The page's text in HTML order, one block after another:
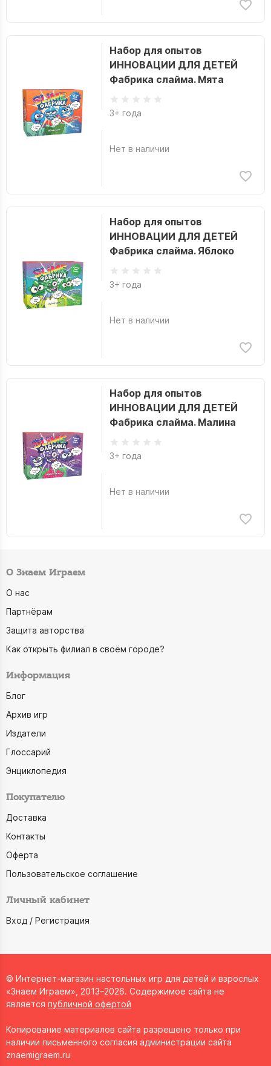
Набор для опытов
ИННОВАЦИИ ДЛЯ ДЕТЕЙ
Фабрика слайма. Мята
3+ года
Нет в наличии
Набор для опытов
ИННОВАЦИИ ДЛЯ ДЕТЕЙ
Фабрика слайма. Яблоко
3+ года
Нет в наличии
Набор для опытов
ИННОВАЦИИ ДЛЯ ДЕТЕЙ
Фабрика слайма. Малина
3+ года
Нет в наличии
О Знаем Играем
О нас
Партнёрам
Защита авторства
Как открыть филиал в своём городе?
Информация
Блог
Архив игр
Издатели
Глоссарий
Энциклопедия
Покупателю
Доставка
Контакты
Оферта
Пользовательское соглашение
Личный кабинет
Вход / Регистрация
© Интернет-магазин настольных игр для детей и взрослых
«Знаем Играем», 2013–2026. Содержимое сайта не
является публичной офертой
Копирование материалов сайта разрешено только при
наличии письменного согласия администрации сайта
znaemigraem.ru